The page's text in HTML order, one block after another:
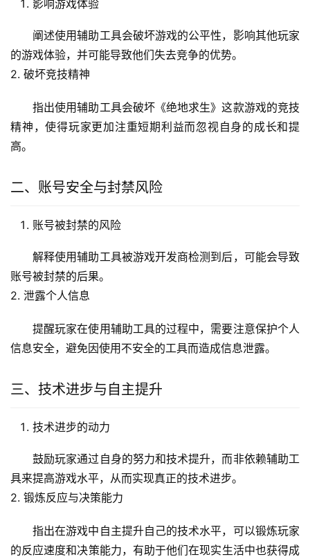
阐述使用辅助工具会破坏游戏的公平性，影响其他玩家
的游戏体验，并可能导致他们失去竞争的优势。
2. 破坏竞技精神
指出使用辅助工具会破坏《绝地求生》这款游戏的竞技
精神，使得玩家更加注重短期利益而忽视自身的成长和提
高。
二、账号安全与封禁风险
账号被封禁的风险
解释使用辅助工具被游戏开发商检测到后，可能会导致
账号被封禁的后果。
2. 泄露个人信息
提醒玩家在使用辅助工具的过程中，需要注意保护个人
信息安全，避免因使用不安全的工具而造成信息泄露。
三、技术进步与自主提升
技术进步的动力
鼓励玩家通过自身的努力和技术提升，而非依赖辅助工
具来提高游戏水平，从而实现真正的技术进步。
2. 锻炼反应与决策能力
指出在游戏中自主提升自己的技术水平，可以锻炼玩家
的反应速度和决策能力，有助于他们在现实生活中也获得成